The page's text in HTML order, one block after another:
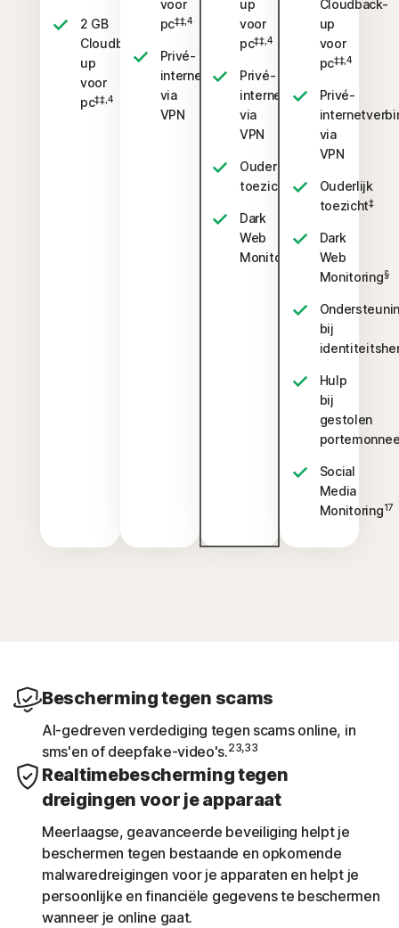
2 GB
Cloudback-
up
voor
pc‡‡,4
voor
pc‡‡,4
Privé-
internetverbinding
via
VPN
up
voor
pc‡‡,4
Privé-
internetverbinding
via
VPN
Ouderlijk
toezicht
‡
Dark
Web
Monitoring
Cloudback-
up
voor
pc‡‡,4
Privé-
via
VPN
Ouderlijk
toezicht‡
Dark
Web
Monitoring§
bij
Hulp
bij
gestolen
Social
Media
Monitoring17
Bescherming tegen scams
AI-gedreven verdediging tegen scams online, in
sms'en of deepfake-video's.23,33
Realtimebescherming tegen
dreigingen voor je apparaat
Meerlaagse, geavanceerde beveiliging helpt je
beschermen tegen bestaande en opkomende
malwaredreigingen voor je apparaten en helpt je
persoonlijke en financiële gegevens te beschermen
wanneer je online gaat.